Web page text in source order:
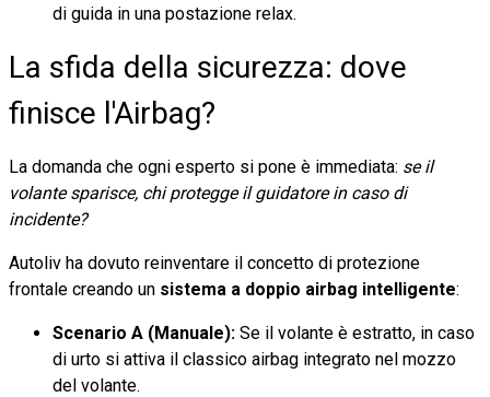
di guida in una postazione relax.
La sfida della sicurezza: dove
finisce l'Airbag?
La domanda che ogni esperto si pone è immediata: se il
volante sparisce, chi protegge il guidatore in caso di
incidente?
Autoliv ha dovuto reinventare il concetto di protezione
frontale creando un sistema a doppio airbag intelligente:
Scenario A (Manuale): Se il volante è estratto, in caso
di urto si attiva il classico airbag integrato nel mozzo
del volante.